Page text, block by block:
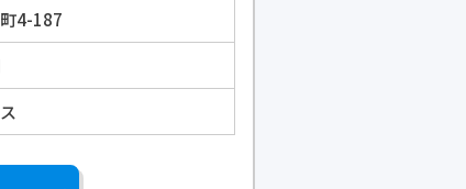
4-187